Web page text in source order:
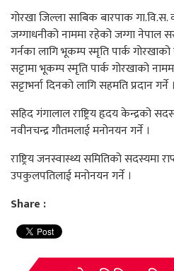
गोरखा जिल्ला साबिक बारपाक गा.वि.स.
जग्गाधनीको नाममा रहेको जग्गा नेपाल
गर्नका लागि भूकम्प स्मृति पार्क गोरखाको
सट्टामा भूकम्प स्मृति पार्क गोरखाको
सट्टाभर्ना दिनको लागि सहमति प्रदान गर्ने ।
सहिद गंगालाल राष्ट्रिय हृदय केन्द्रको
नवीनचन्द्र गौतमलाई मनोनयन गर्ने ।
राष्ट्रिय जनस्वास्थ्य समितिको सदस्यमा
उपकुलपतिलाई मनोनयन गर्ने ।
Share :